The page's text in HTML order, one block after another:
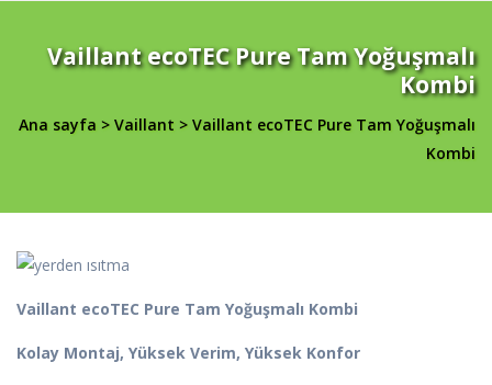
Vaillant ecoTEC Pure Tam Yoğuşmalı
Kombi
Ana sayfa > Vaillant > Vaillant ecoTEC Pure Tam Yoğuşmalı
Kombi
Vaillant ecoTEC Pure Tam Yoğuşmalı Kombi
Kolay Montaj, Yüksek Verim, Yüksek Konfor